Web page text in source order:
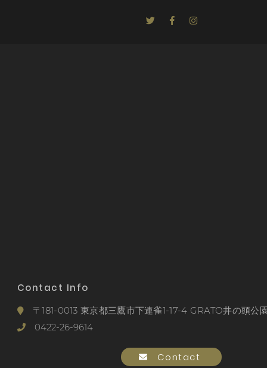
Contact Info
〒181-0013 東京都三鷹市下連雀1-17-4 GRATO井の頭公
0422-26-9614
Contact